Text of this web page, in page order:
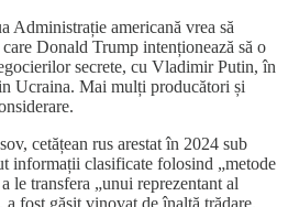
Administrație americană vrea să
Donald Trump intenționează să o
secrete, cu Vladimir Putin, în
Ucraina. Mai mulți producători și
cetățean rus arestat în 2024 sub
informații clasificate folosind „metode
le transfera „unui reprezentant al
fost găsit vinovat de înaltă trădare.